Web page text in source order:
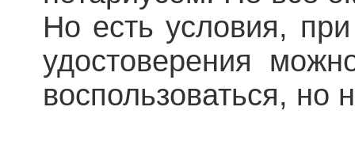
Но есть условия,
удостоверения
воспользоваться, но